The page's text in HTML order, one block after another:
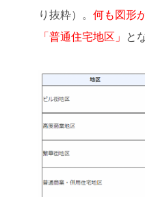
り抜粋）。 何も図形
「普通住宅地区」
と